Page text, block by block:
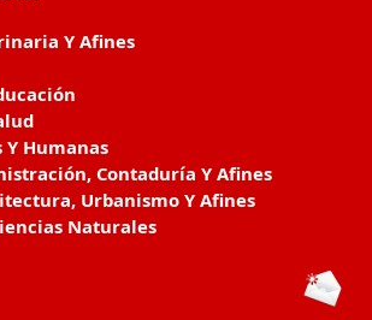
Y Afines
Y Humanas
Contaduría Y Afines
Urbanismo Y Afines
Naturales